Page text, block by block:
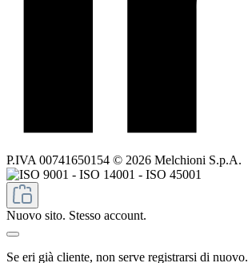
P.IVA 00741650154 © 2026 Melchioni S.p.A.
Nuovo sito. Stesso account.
Se eri già cliente, non serve registrarsi di nuovo.